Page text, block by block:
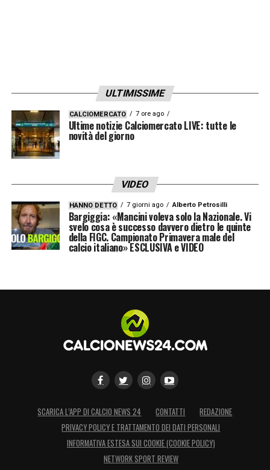
ULTIMISSIME
CALCIOMERCATO 7 ore ago
Ultime notizie Calciomercato LIVE: tutte le
novità del giorno
VIDEO
HANNO DETTO 7 giorni ago Alberto Petrosilli
Bargiggia: «Mancini voleva solo la Nazionale. Vi
svelo cosa è successo davvero dietro le quinte
della FIGC. Campionato Primavera male del
calcio italiano» ESCLUSIVA e VIDEO
SCARICA L’APP DI CALCIO NEWS 24 CONTATTI
REDAZIONE
PRIVACY POLICY E TRATTAMENTO DEI DATI PERSONALI
INFORMATIVA ESTESA SUI COOKIE (COOKIE POLICY)
NETWORK SPORT REVIEW